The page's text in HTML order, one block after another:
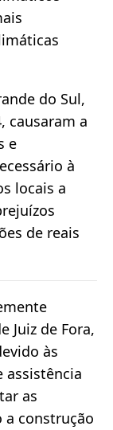
do Sul,
causaram a
e
à
locais a
de reais
Juiz de Fora,
às
assistência
as
a construção